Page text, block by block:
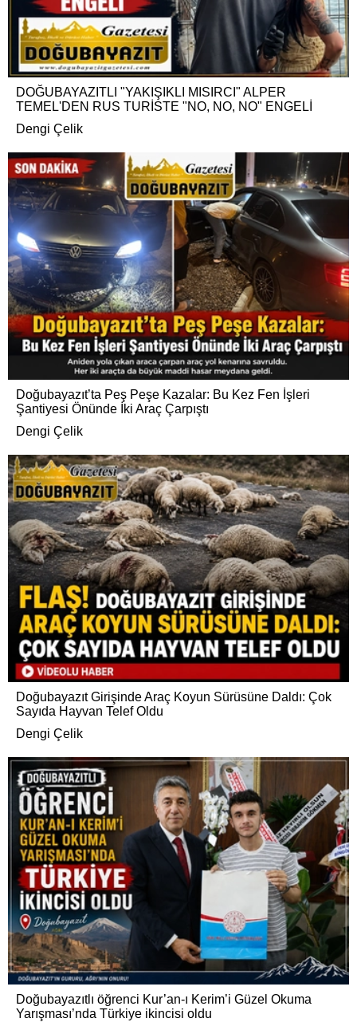
DOĞUBAYAZITLI "YAKIŞIKLI MISIRCI" ALPER
TEMEL'DEN RUS TURİSTE "NO, NO, NO" ENGELİ
Dengi Çelik
Doğubayazıt’ta Peş Peşe Kazalar: Bu Kez Fen İşleri
Şantiyesi Önünde İki Araç Çarpıştı
Dengi Çelik
Doğubayazıt Girişinde Araç Koyun Sürüsüne Daldı: Çok
Sayıda Hayvan Telef Oldu
Dengi Çelik
Doğubayazıtlı öğrenci Kur’an-ı Kerim’i Güzel Okuma
Yarışması’nda Türkiye ikincisi oldu